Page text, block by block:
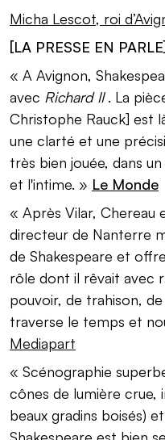
Micha Lescot, roi
[LA PRESSE EN PARLE]
« A Avignon,
avec Richard II. La
Christophe Rauck] est
une clarté et une
très bien jouée, dans
et l'intime. » Le Monde
« Après Vilar, Chereau
directeur de Nanterre
de Shakespeare et
rôle dont il rêvait avec
pouvoir, de trahison,
traverse le temps et
Mediapart
« Scénographie
cônes de lumière crue,
beaux gradins boisés)